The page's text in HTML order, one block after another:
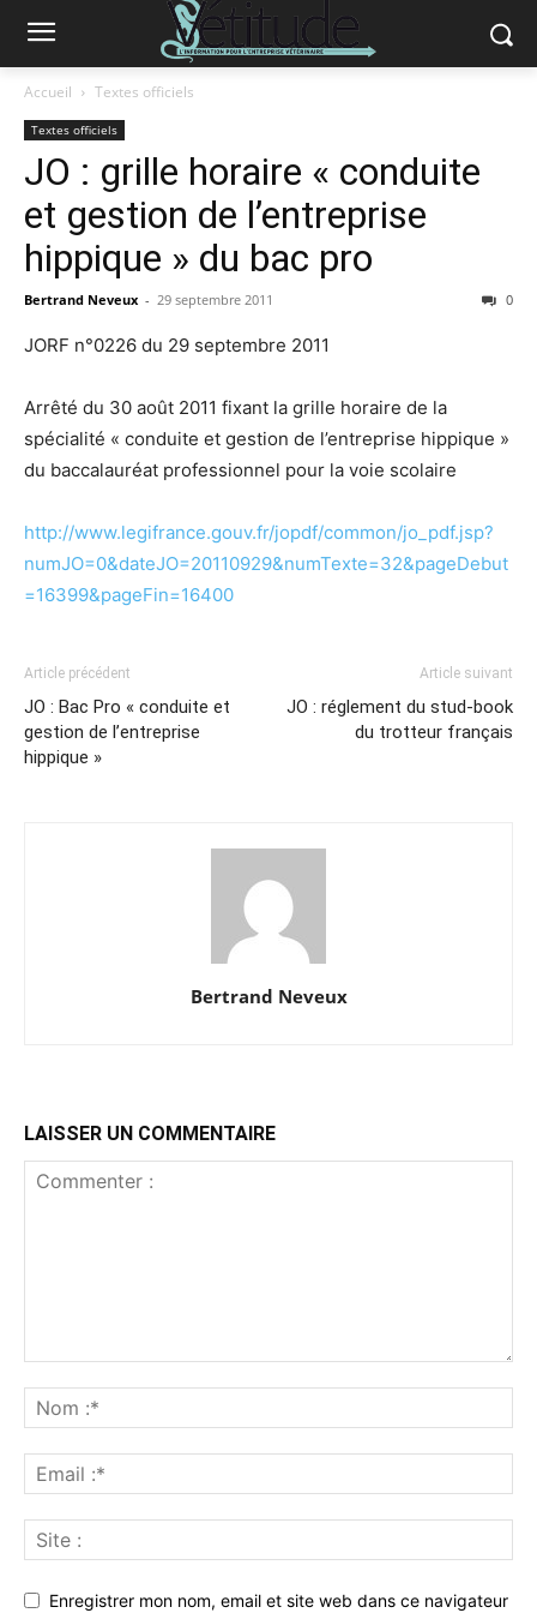
Accueil Textes officiels
Textes officiels
JO : grille horaire « conduite
et gestion de l’entreprise
hippique » du bac pro
Bertrand Neveux - 29 septembre 2011 0
JORF n°0226 du 29 septembre 2011
Arrêté du 30 août 2011 fixant la grille horaire de la
spécialité « conduite et gestion de l’entreprise hippique »
du baccalauréat professionnel pour la voie scolaire
http://www.legifrance.gouv.fr/jopdf/common/jo_pdf.jsp?
numJO=0&dateJO=20110929&numTexte=32&pageDebut
=16399&pageFin=16400
Article précédent
JO : Bac Pro « conduite et
gestion de l’entreprise
hippique »
Article suivant
JO : réglement du stud-book
du trotteur français
Bertrand Neveux
LAISSER UN COMMENTAIRE
Enregistrer mon nom, email et site web dans ce navigateur